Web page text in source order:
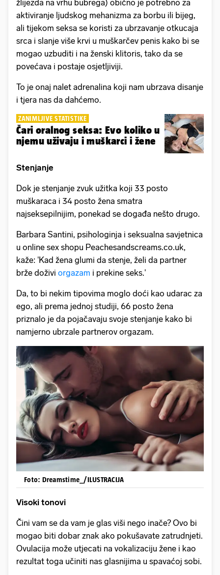
žlijezda na vrhu bubrega) obično je potrebno za
aktiviranje ljudskog mehanizma za borbu ili bijeg,
ali tijekom seksa se koristi za ubrzavanje otkucaja
srca i slanje više krvi u muškarčev penis kako bi se
mogao uzbuditi i na ženski klitoris, tako da se
povećava i postaje osjetljiviji.
To je onaj nalet adrenalina koji nam ubrzava disanje
i tjera nas da dahćemo.
ZANIMLJIVE STATISTIKE
Čari oralnog seksa: Evo koliko u
njemu uživaju i muškarci i žene
Stenjanje
Dok je stenjanje zvuk užitka koji 33 posto
muškaraca i 34 posto žena smatra
najseksepilnijim, ponekad se događa nešto drugo.
Barbara Santini, psihologinja i seksualna savjetnica
u online sex shopu Peachesandscreams.co.uk,
kaže: 'Kad žena glumi da stenje, želi da partner
brže doživi orgazam i prekine seks.'
Da, to bi nekim tipovima moglo doći kao udarac za
ego, ali prema jednoj studiji, 66 posto žena
priznalo je da pojačavaju svoje stenjanje kako bi
namjerno ubrzale partnerov orgazam.
Foto: Dreamstime_/ILUSTRACIJA
Visoki tonovi
Čini vam se da vam je glas viši nego inače? Ovo bi
mogao biti dobar znak ako pokušavate zatrudnjeti.
Ovulacija može utjecati na vokalizaciju žene i kao
rezultat toga učiniti nas glasnijima u spavaćoj sobi.